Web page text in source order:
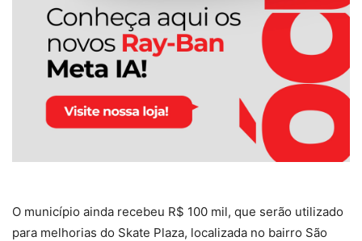
O município ainda recebeu R$ 100 mil, que serão utilizado
para melhorias do Skate Plaza, localizada no bairro São